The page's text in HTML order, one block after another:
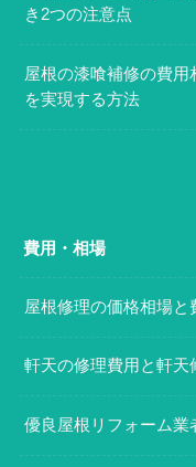
き2つの注意点
屋根の漆喰補修の費
を実現する方法
費用・相場
屋根修理の価格相場と
軒天の修理費用と軒天
優良屋根リフォーム